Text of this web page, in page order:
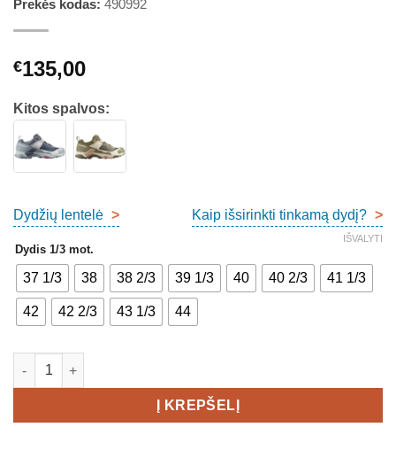
Prekės kodas: 490992
€135,00
Kitos spalvos:
Dydžių lentelė > Kaip išsirinkti tinkamą dydį? >
Dydis 1/3 mot.
37 1/3 38 38 2/3 39 1/3 40 40 2/3 41 1/3
42 42 2/3 43 1/3 44
IŠVALYTI
produkto kiekis: Salomon X Ultra 5 Hiking Shoes Women's
Į KREPŠELĮ